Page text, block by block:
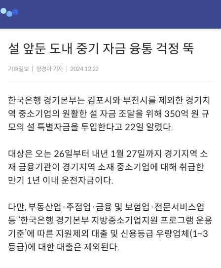
설 앞둔 도내 중기 자금 융통 걱정 뚝
기호일보 정경아 기자 2024.12.22
한국은행 경기본부는 김포시와 부천시를 제외한 경기지
역 중소기업의 원활한 설 자금 조달을 위해 350억 원 규
모의 설 특별자금을 투입한다고 22일 알렸다.
대상은 오는 26일부터 내년 1월 27일까지 경기지역 소
재 금융기관이 경기지역 소재 중소기업에 대해 취급한
만기 1년 이내 운전자금이다.
다만, 부동산업·주점업·금융 및 보험업·전문서비스업
등 ‘한국은행 경기본부 지방중소기업지원 프로그램 운용
기준’에 따른 지원제외 대출 및 신용등급 우량업체(1~3
등급)에 대한 대출은 제외된다.